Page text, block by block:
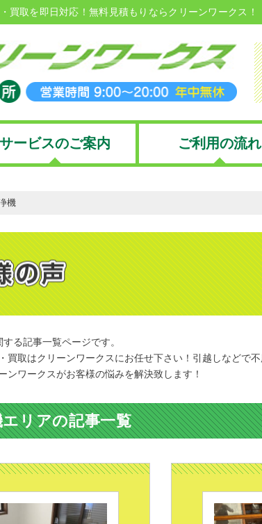
買取を即日対応！無料見積もりならクリーンワークス！
サービスのご案内 ご利用の流れ
機
する記事一覧ページです。
買取はクリーンワークスにお任せ下さい！引越しなどで
ンワークスがお客様の悩みを解決致します！
リアの記事一覧